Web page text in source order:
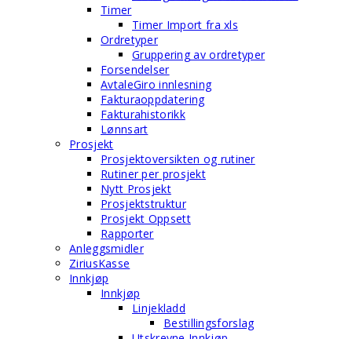
Timer
Timer Import fra xls
Ordretyper
Gruppering av ordretyper
Forsendelser
AvtaleGiro innlesning
Fakturaoppdatering
Fakturahistorikk
Lønnsart
Prosjekt
Prosjektoversikten og rutiner
Rutiner per prosjekt
Nytt Prosjekt
Prosjektstruktur
Prosjekt Oppsett
Rapporter
Anleggsmidler
ZiriusKasse
Innkjøp
Innkjøp
Linjekladd
Bestillingsforslag